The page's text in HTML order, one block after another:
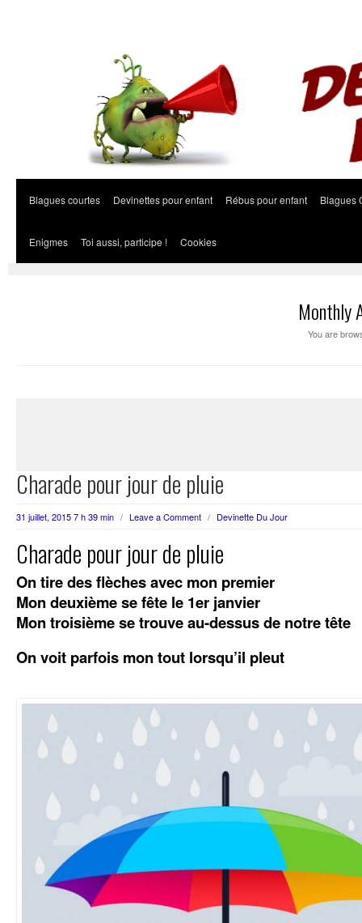
Blagues courtes Devinettes pour enfant Rébus pour enfant Blagues
Enigmes Toi aussi, participe ! Cookies
Monthly
You are
Charade pour jour de pluie
31 juillet, 2015 7 h 39 min / Leave a Comment / Devinette Du Jour
Charade pour jour de pluie
On tire des flèches avec mon premier
Mon deuxième se fête le 1er janvier
Mon troisième se trouve au-dessus de notre tête
On voit parfois mon tout lorsqu’il pleut